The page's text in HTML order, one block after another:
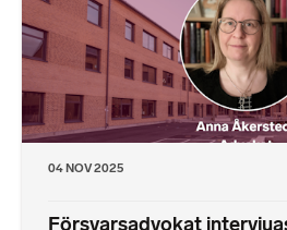
04 NOV 2025
Försvarsadvokat